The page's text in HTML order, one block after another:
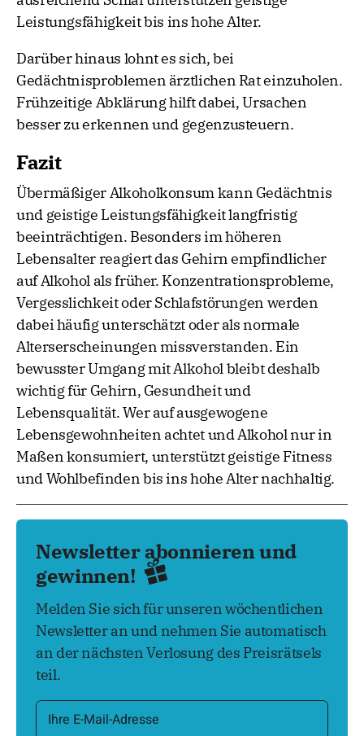
Leistungsfähigkeit bis ins hohe Alter.
Darüber hinaus lohnt es sich, bei
Gedächtnisproblemen ärztlichen Rat einzuholen.
Frühzeitige Abklärung hilft dabei, Ursachen
besser zu erkennen und gegenzusteuern.
Fazit
Übermäßiger Alkoholkonsum kann Gedächtnis
und geistige Leistungsfähigkeit langfristig
beeinträchtigen. Besonders im höheren
Lebensalter reagiert das Gehirn empfindlicher
auf Alkohol als früher. Konzentrationsprobleme,
Vergesslichkeit oder Schlafstörungen werden
dabei häufig unterschätzt oder als normale
Alterserscheinungen missverstanden. Ein
bewusster Umgang mit Alkohol bleibt deshalb
wichtig für Gehirn, Gesundheit und
Lebensqualität. Wer auf ausgewogene
Lebensgewohnheiten achtet und Alkohol nur in
Maßen konsumiert, unterstützt geistige Fitness
und Wohlbefinden bis ins hohe Alter nachhaltig.
Newsletter abonnieren und
gewinnen!
Melden Sie sich für unseren wöchentlichen
Newsletter an und nehmen Sie automatisch
an der nächsten Verlosung des Preisrätsels
teil.